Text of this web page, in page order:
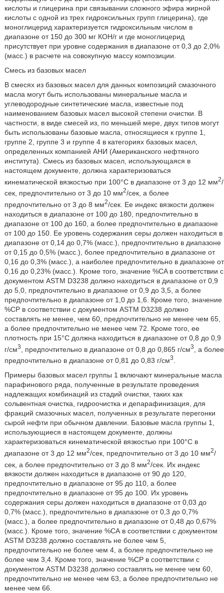
кислоты и глицерина при связывании сложного эфира жирной
кислоты с одной из трех гидроксильных групп глицерина), где
моноглицерид характеризуется гидроксильным числом в
диапазоне от 150 до 300 мг КОН/г и где моноглицерид
присутствует при уровне содержания в диапазоне от 0,3 до 2,0%
(масс.) в расчете на совокупную массу композиции.
Смесь из базовых масел
В смесях из базовых масел для данных композиций смазочного
масла могут быть использованы минеральные масла и
углеводородные синтетические масла, известные под
наименованием базовых масел высокой степени очистки. В
частности, в виде смесей из, по меньшей мере, двух типов могут
быть использованы базовые масла, относящиеся к группе 1,
группе 2, группе 3 и группе 4 в категориях базовых масел,
определенных компанией АНИ (Американского нефтяного
института). Смесь из базовых масел, использующаяся в
настоящем документе, должна характеризоваться
кинематической вязкостью при 100°C в диапазоне от 3 до 12 мм2/
сек, предпочтительно от 3 до 10 мм2/сек, а более
предпочтительно от 3 до 8 мм2/сек. Ее индекс вязкости должен
находиться в диапазоне от 100 до 180, предпочтительно в
диапазоне от 100 до 160, а более предпочтительно в диапазоне
от 100 до 150. Ее уровень содержания серы должен находиться в
диапазоне от 0,14 до 0,7% (масс.), предпочтительно в диапазоне
от 0,15 до 0,5% (масс.), более предпочтительно в диапазоне от
0,16 до 0,3% (масс.), а наиболее предпочтительно в диапазоне от
0,16 до 0,23% (масс.). Кроме того, значение %CA в соответствии с
документом ASTM D3238 должно находиться в диапазоне от 0,9
до 5,0, предпочтительно в диапазоне от 0,9 до 3,5, а более
предпочтительно в диапазоне от 1,0 до 1,6. Кроме того, значение
%CP в соответствии с документом ASTM D3238 должно
составлять не менее, чем 60, предпочтительно не менее чем 65,
а более предпочтительно не менее чем 72. Кроме того, ее
плотность при 15°C должна находиться в диапазоне от 0,8 до 0,9
г/см3 , предпочтительно в диапазоне от 0,8 до 0,865 г/см3
, а более
предпочтительно в диапазоне от 0,81 до 0,83 г/см3
Примеры базовых масел группы 1 включают минеральные масла
парафинового ряда, полученные в результате проведения
надлежащих комбинаций из стадий очистки, таких как
сольвентная очистка, гидроочистка и депарафинизация, для
фракций смазочных масел, полученных в результате перегонки
сырой нефти при обычном давлении. Базовые масла группы 1,
использующиеся в настоящем документе, должны
характеризоваться кинематической вязкостью при 100°C в
диапазоне от 3 до 12 мм2/сек, предпочтительно от 3 до 10 мм2/
сек, а более предпочтительно от 3 до 8 мм2/сек. Их индекс
вязкости должен находиться в диапазоне от 90 до 120,
предпочтительно в диапазоне от 95 до 110, а более
предпочтительно в диапазоне от 95 до 100. Их уровень
содержания серы должен находиться в диапазоне от 0,03 до
0,7% (масс.), предпочтительно в диапазоне от 0,3 до 0,7%
(масс.), а более предпочтительно в диапазоне от 0,48 до 0,67%
(масс.). Кроме того, значение %СА в соответствии с документом
ASTM D3238 должно составлять не более чем 5,
предпочтительно не более чем 4, а более предпочтительно не
более чем 3,4. Кроме того, значение %СР в соответствии с
документом ASTM D3238 должно составлять не менее чем 60,
предпочтительно не менее чем 63, а более предпочтительно не
менее чем 66.